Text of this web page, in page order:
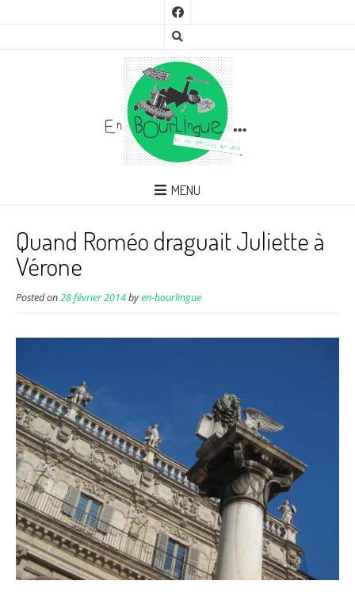
MENU
Quand Roméo draguait Juliette à
Vérone
Posted on28 février 2014byen-bourlingue